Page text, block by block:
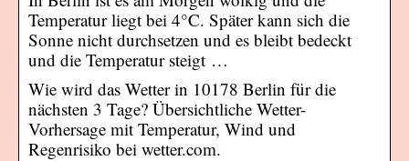
Temperatur liegt bei 4°C. Später kann sich die
Sonne nicht durchsetzen und es bleibt bedeckt
und die Temperatur steigt …
Wie wird das Wetter in 10178 Berlin für die
nächsten 3 Tage? Übersichtliche Wetter-
Vorhersage mit Temperatur, Wind und
Regenrisiko bei wetter.com.